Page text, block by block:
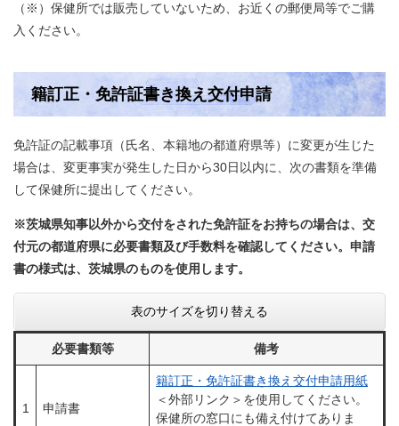
（※）保健所では販売していないため、お近くの郵便局等でご購
入ください。
籍訂正・免許証書き換え交付申請
免許証の記載事項（氏名、本籍地の都道府県等）に変更が生じた
場合は、変更事実が発生した日から30日以内に、次の書類を準備
して保健所に提出してください。
※茨城県知事以外から交付をされた免許証をお持ちの場合は、交
付元の都道府県に必要書類及び手数料を確認してください。申請
書の様式は、茨城県のものを使用します。
表のサイズを切り替える
必要書類等 備考
1 申請書
籍訂正・免許証書き換え交付申請用紙
＜外部リンク＞ を使用してください。
保健所の窓口にも備え付けてありま